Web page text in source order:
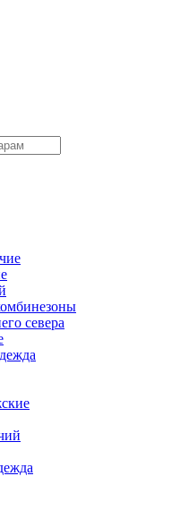
севера